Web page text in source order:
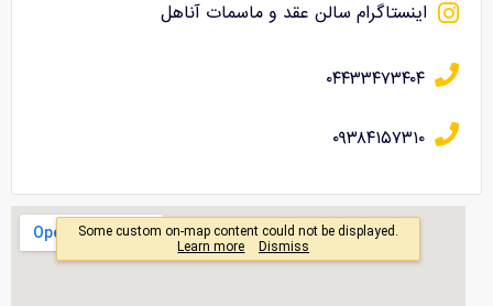
اینستاگرام سالن عقد و ماسمات آناهل
۰۴۴۳۳۴۷۳۴۰۴
۰۹۳۸۴۱۵۷۳۱۰